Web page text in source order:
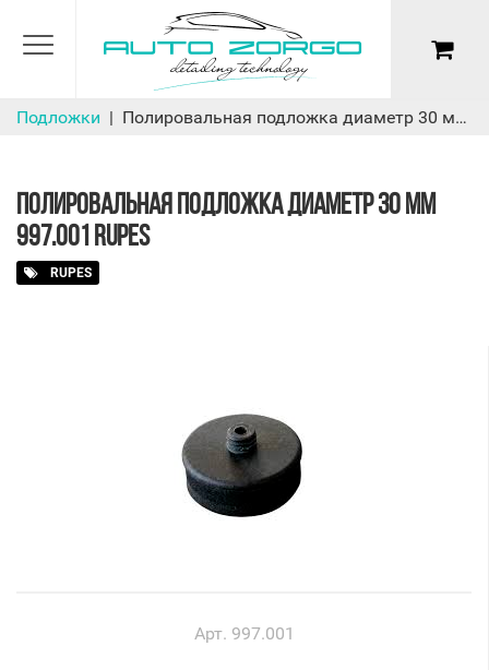
Подложки Полировальная подложка диаметр 30 мм 997.001 Rupes
ПОЛИРОВАЛЬНАЯ ПОДЛОЖКА ДИАМЕТР 30 ММ
997.001 RUPES
RUPES
Арт. 997.001